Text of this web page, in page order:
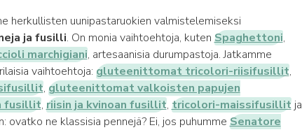
herkullisten uunipastaruokien valmistelemiseksi
ja fusilli. On monia vaihtoehtoja, kuten Spaghettoni,
marchigiani, artesaanisia durumpastoja. Jatkamme
vaihtoehtoja: gluteenittomat tricolori-riisifusillit,
, gluteenittomat valkoisten papujen
fusillit, riisin ja kvinoan fusillit, tricolori-maissifusillitja
ovatko ne klassisia pennejä? Ei, jos puhumme Senatore